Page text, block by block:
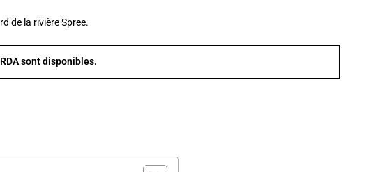
de la rivière Spree.
sont disponibles.